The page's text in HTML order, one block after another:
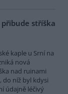
stříška
kaple u Srní na
nová
nad ruinami
do níž byl kdysi
údajně léčivý